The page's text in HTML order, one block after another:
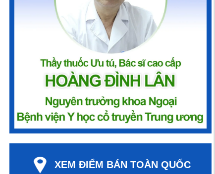
XEM ĐIỂM BÁN TOÀN QUỐC